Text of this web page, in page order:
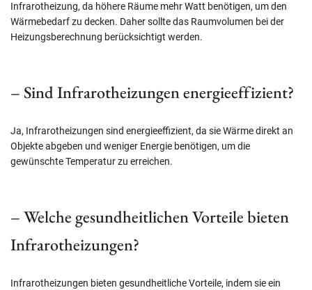
Infrarotheizung, da höhere Räume mehr Watt benötigen, um den
Wärmebedarf zu decken. Daher sollte das Raumvolumen bei der
Heizungsberechnung berücksichtigt werden.
– Sind Infrarotheizungen energieeffizient?
Ja, Infrarotheizungen sind energieeffizient, da sie Wärme direkt an
Objekte abgeben und weniger Energie benötigen, um die
gewünschte Temperatur zu erreichen.
– Welche gesundheitlichen Vorteile bieten
Infrarotheizungen?
Infrarotheizungen bieten gesundheitliche Vorteile, indem sie ein